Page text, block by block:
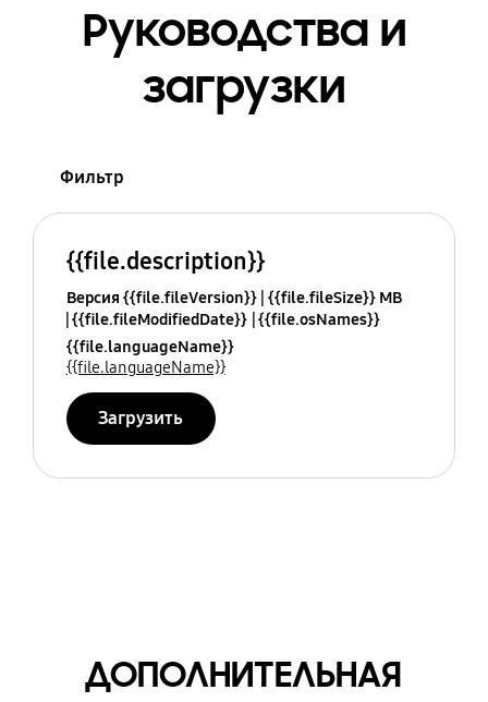
Руководства и
загрузки
Фильтр
{{file.description}}
Версия {{file.fileVersion}} {{file.fileSize}} MB
{{file.fileModifiedDate}} {{file.osNames}}
{{file.languageName}}
{{file.languageName}}
Загрузить
ДОПОЛНИТЕЛЬНАЯ